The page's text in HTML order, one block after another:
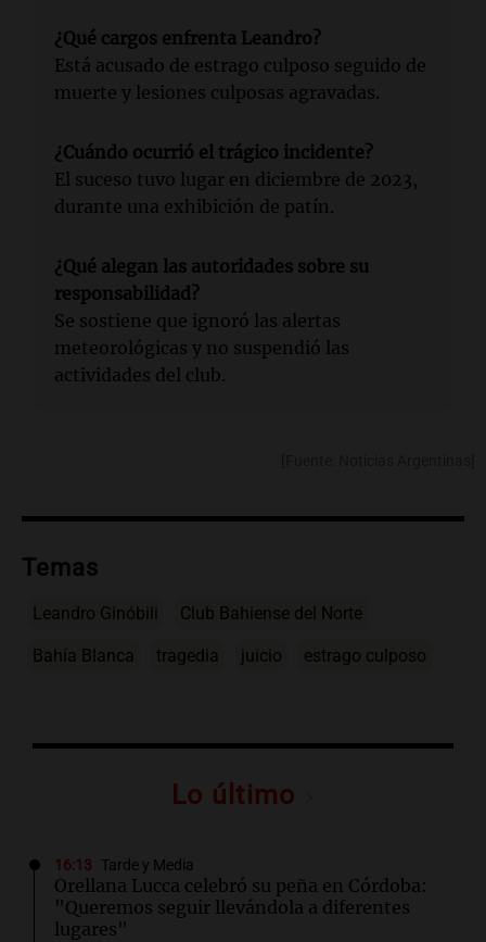
¿Qué cargos enfrenta Leandro?
Está acusado de estrago culposo seguido de
muerte y lesiones culposas agravadas.
¿Cuándo ocurrió el trágico incidente?
El suceso tuvo lugar en diciembre de 2023,
durante una exhibición de patín.
¿Qué alegan las autoridades sobre su
responsabilidad?
Se sostiene que ignoró las alertas
meteorológicas y no suspendió las
actividades del club.
Temas
Leandro Ginóbili Club Bahiense del Norte
Bahía Blanca tragedia juicio estrago culposo
Lo último
16:13 Tarde y Media
Orellana Lucca celebró su peña en Córdoba:
"Queremos seguir llevándola a diferentes
lugares"